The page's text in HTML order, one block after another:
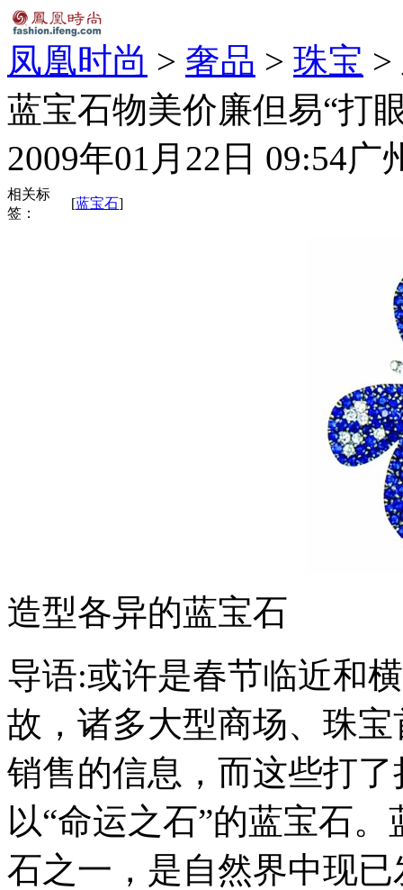
凤凰时尚 > 奢品 > 珠宝 >
蓝宝石物美价廉但易“打
2009年01月22日 09:54广
相关标
签：
[蓝宝石]
造型各异的蓝宝石
导语:或许是春节临近和
故，诸多大型商场、珠
销售的信息，而这些打
以“命运之石”的蓝宝石
石之一，是自然界中现